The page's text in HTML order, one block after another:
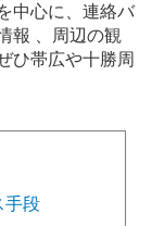
中心に、連絡バ
報 、周辺の観
ひ帯広や十勝周
手段